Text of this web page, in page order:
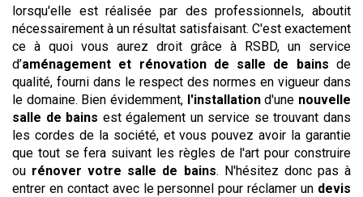
lorsqu'elle est réalisée par des professionnels, aboutit
nécessairement à un résultat satisfaisant. C'est exactement
ce à quoi vous aurez droit grâce à RSBD, un service
d’aménagement et rénovation de salle de bains de
qualité, fourni dans le respect des normes en vigueur dans
le domaine. Bien évidemment, l'installationd'une nouvelle
salle de bains est également un service se trouvant dans
les cordes de la société, et vous pouvez avoir la garantie
que tout se fera suivant les règles de l'art pour construire
ou rénover votre salle de bains. N'hésitez donc pas à
entrer en contact avec le personnel pour réclamer un devis